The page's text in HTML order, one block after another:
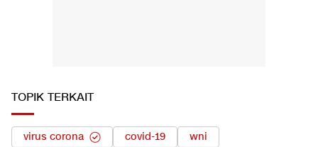
TOPIK TERKAIT
virus corona covid-19
wni